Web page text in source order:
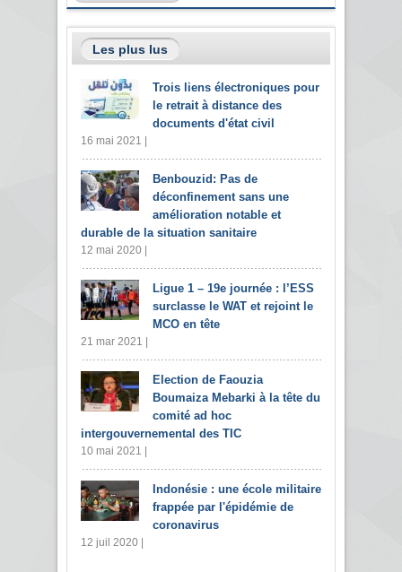
Les plus lus
Trois liens électroniques pour
le retrait à distance des
documents d'état civil
16 mai 2021 |
Benbouzid: Pas de
déconfinement sans une
amélioration notable et
durable de la situation sanitaire
12 mai 2020 |
Ligue 1 – 19e journée : l’ESS
surclasse le WAT et rejoint le
MCO en tête
21 mar 2021 |
Election de Faouzia
Boumaiza Mebarki à la tête du
comité ad hoc
intergouvernemental des TIC
10 mai 2021 |
Indonésie : une école militaire
frappée par l'épidémie de
coronavirus
12 juil 2020 |